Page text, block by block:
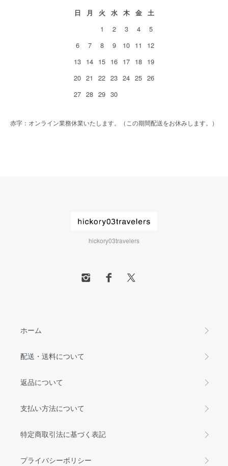
日 月 火 水 木 金
土
1
2 3 4
5
6
7 8 9 10 11
12
13 14 15 16 17 18 19
20 21 22 23 24 25 26
27 28 29 30
赤字：オンライン業務休業いたします。（この期間配送をお休みします。）
hickory03travelers
ホーム
配送・送料について
返品について
支払い方法について
特定商取引法に基づく表記
プライバシーポリシー